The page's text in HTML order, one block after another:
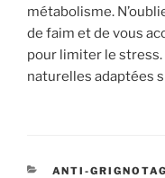
métabolisme.
de faim et de vous
pour limiter le
naturelles adaptées
CATÉGORIES
ANTI-